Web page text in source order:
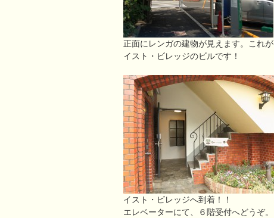
正面にレンガの建物が見えます。これが
イスト・ビレッジのビルです！
イスト・ビレッジへ到着！！
エレベーターにて、６階受付へどうぞ。